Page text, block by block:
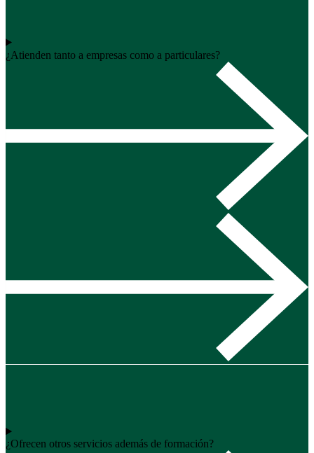
¿Atienden tanto a empresas como a particulares?
¿Ofrecen otros servicios además de formación?